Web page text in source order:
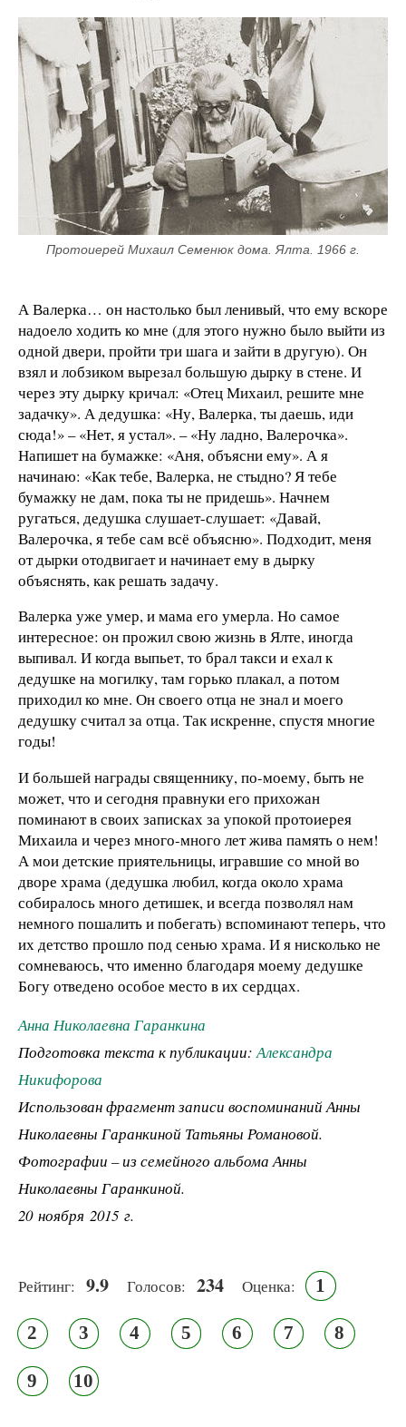
Протоиерей Михаил Семенюк дома. Ялта. 1966 г.
А Валерка… он настолько был ленивый, что ему вскоре
надоело ходить ко мне (для этого нужно было выйти из
одной двери, пройти три шага и зайти в другую). Он
взял и лобзиком вырезал большую дырку в стене. И
через эту дырку кричал: «Отец Михаил, решите мне
задачку». А дедушка: «Ну, Валерка, ты даешь, иди
сюда!» – «Нет, я устал». – «Ну ладно, Валерочка».
Напишет на бумажке: «Аня, объясни ему». А я
начинаю: «Как тебе, Валерка, не стыдно? Я тебе
бумажку не дам, пока ты не придешь». Начнем
ругаться, дедушка слушает-слушает: «Давай,
Валерочка, я тебе сам всё объясню». Подходит, меня
от дырки отодвигает и начинает ему в дырку
объяснять, как решать задачу.
Валерка уже умер, и мама его умерла. Но самое
интересное: он прожил свою жизнь в Ялте, иногда
выпивал. И когда выпьет, то брал такси и ехал к
дедушке на могилку, там горько плакал, а потом
приходил ко мне. Он своего отца не знал и моего
дедушку считал за отца. Так искренне, спустя многие
годы!
И большей награды священнику, по-моему, быть не
может, что и сегодня правнуки его прихожан
поминают в своих записках за упокой протоиерея
Михаила и через много-много лет жива память о нем!
А мои детские приятельницы, игравшие со мной во
дворе храма (дедушка любил, когда около храма
собиралось много детишек, и всегда позволял нам
немного пошалить и побегать) вспоминают теперь, что
их детство прошло под сенью храма. И я нисколько не
сомневаюсь, что именно благодаря моему дедушке
Богу отведено особое место в их сердцах.
Анна Николаевна Гаранкина
Подготовка текста к публикации:Александра
Никифорова
Использован фрагмент записи воспоминаний Анны
Николаевны Гаранкиной Татьяны Романовой.
Фотографии – из семейного альбома Анны
Николаевны Гаранкиной.
20 ноября 2015 г.
Рейтинг: 9.9 Голосов: 234 Оценка: 1
2 3 4 5 6 7 8
9 10